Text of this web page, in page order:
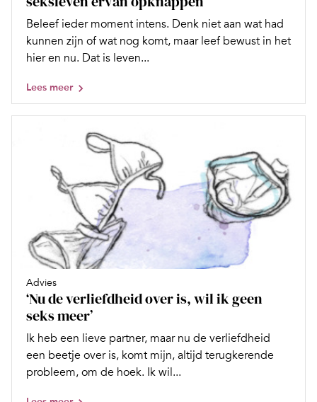
Beleef ieder moment intens. Denk niet aan wat had
kunnen zijn of wat nog komt, maar leef bewust in het
hier en nu. Dat is leven...
Lees meer
Advies
‘Nu de verliefdheid over is, wil ik geen
seks meer’
Ik heb een lieve partner, maar nu de verliefdheid
een beetje over is, komt mijn, altijd terugkerende
probleem, om de hoek. Ik wil...